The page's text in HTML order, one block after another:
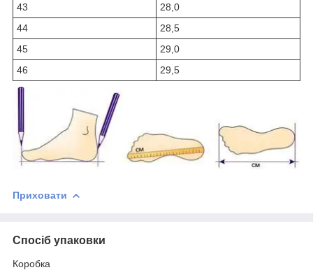
43
28,0
44
28,5
45
29,0
46
29,5
Приховати
Спосіб упаковки
Коробка